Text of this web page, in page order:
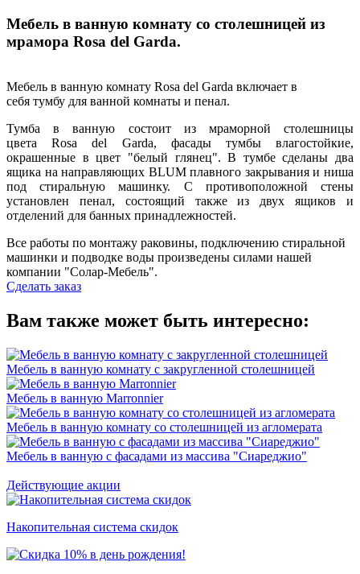
Мебель в ванную комнату со столешницей из
мрамора Rosa del Garda.
Мебель в ванную комнату Rosa del Garda включает в
себя тумбу для ванной комнаты и пенал.
Тумба в ванную состоит из мраморной столешницы
цвета Rosa del Garda, фасады тумбы влагостойкие,
окрашенные в цвет "белый глянец". В тумбе сделаны два
ящика на направляющих BLUM плавного закрывания и ниша
под стиральную машинку. С противоположной стены
установлен пенал, состоящий также из двух ящиков и
отделений для банных принадлежностей.
Все работы по монтажу раковины, подключению стиральной
машинки и подводке воды произведены силами нашей
компании "Солар-Мебель".
Сделать заказ
Вам также может быть интересно:
Мебель в ванную комнату с закругленной столешницей
Мебель в ванную Marronnier
Мебель в ванную комнату со столешницей из агломерата
Мебель в ванную с фасадами из массива "Сиареджио"
Действующие акции
Накопительная система скидок